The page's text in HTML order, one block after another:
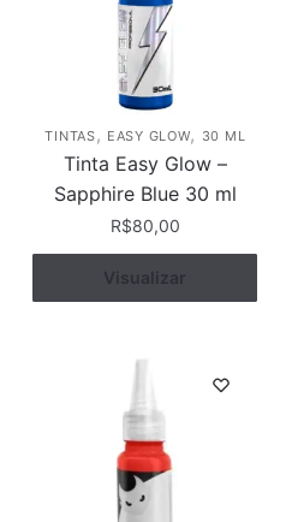
TINTAS , EASY GLOW, 30 ML
Tinta Easy Glow –
Sapphire Blue 30 ml
R$80,00
Comprar
Visualizar